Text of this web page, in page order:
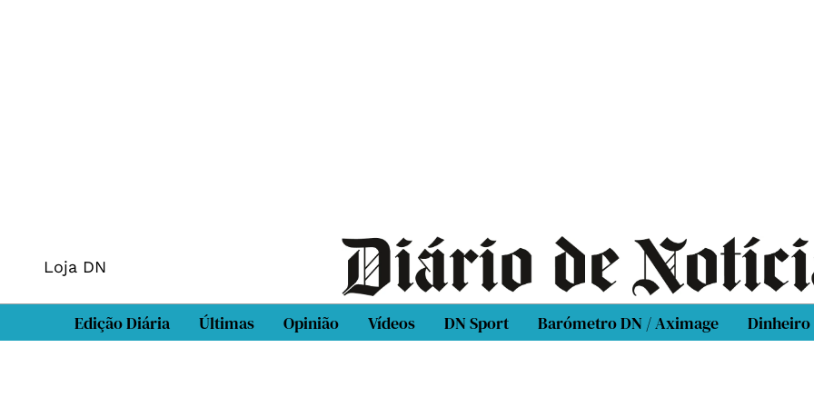
Loja DN
Edição Diária Últimas Opinião Vídeos DN Sport Barómetro DN / Aximage Dinheiro